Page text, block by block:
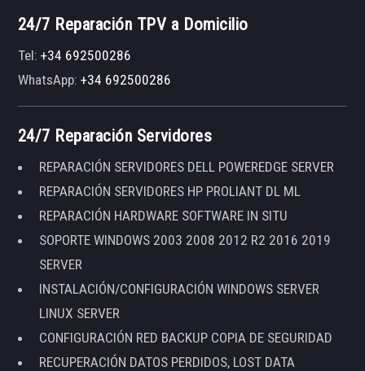
24/7 Reparación TPV a Domicilio
Tel:+34 692500286
WhatsApp:+34 692500286
24/7 Reparación Servidores
REPARACIÓN SERVIDORES DELL POWEREDGE SERVER
REPARACIÓN SERVIDORES HP PROLIANT DL ML
REPARACIÓN HARDWARE SOFTWARE IN SITU
SOPORTE WINDOWS 2003 2008 2012 R2 2016 2019
SERVER
INSTALACIÓN/CONFIGURACIÓN WINDOWS SERVER
LINUX SERVER
CONFIGURACIÓN RED BACKUP COPIA DE SEGURIDAD
RECUPERACIÓN DATOS PERDIDOS, LOST DATA